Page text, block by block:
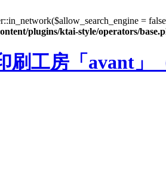
=
plugins/ktai-style/operators/
刷工房「avant